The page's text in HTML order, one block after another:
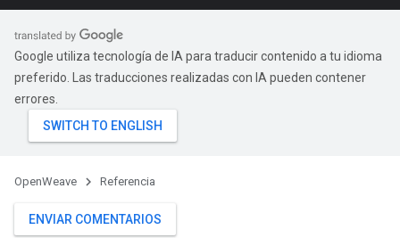
Google utiliza tecnología de IA para traducir contenido a tu idioma
preferido. Las traducciones realizadas con IA pueden contener
errores.
OpenWeave Referencia
ENVIAR COMENTARIOS